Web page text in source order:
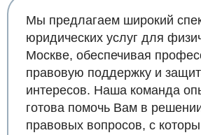
Мы предлагаем широкий
юридических услуг для
Москве, обеспечивая
правовую поддержку и
интересов. Наша команда
готова помочь Вам в
правовых вопросов, с